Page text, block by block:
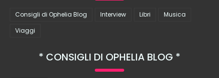
Consigli di Ophelia Blog Interview Libri
Musica
Viaggi
CONSIGLI DI OPHELIA BLOG